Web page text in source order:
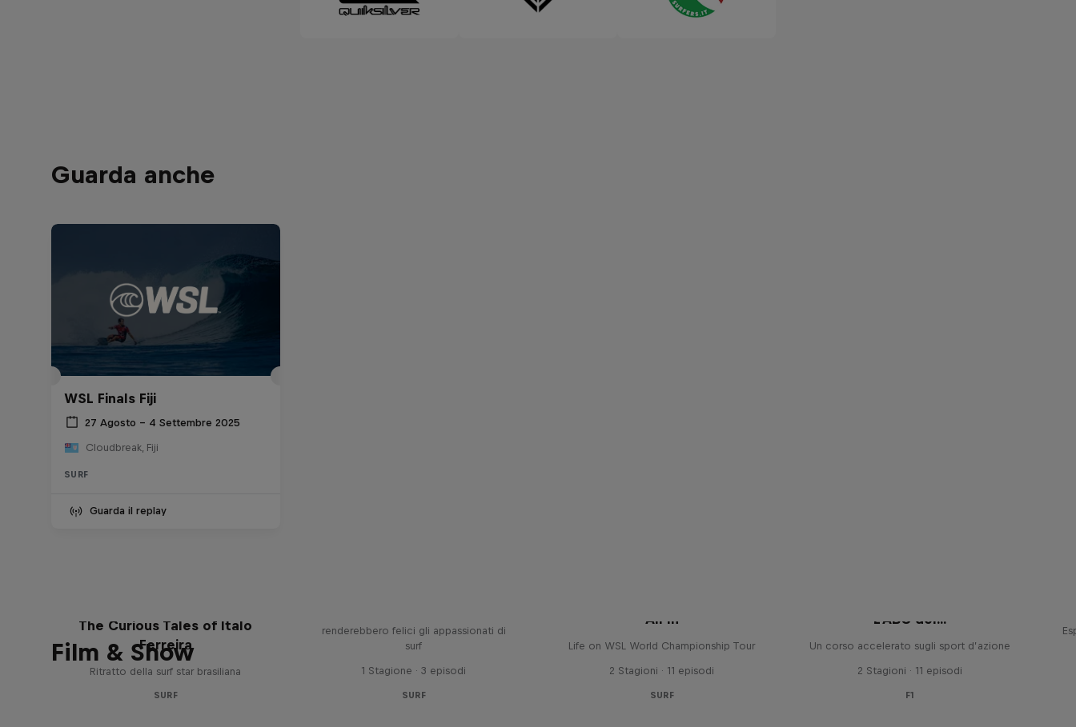
Guarda anche
WSL Finals Fiji
27 Agosto – 4 Settembre 2025
Cloudbreak, Fiji
SURF
Guarda il replay
Film & Show
The Curious Tales of Ítalo
Ferreira
Ritratto della surf star brasiliana
SURF
renderebbero felici gli appassionati di
surf
1 Stagione · 3 episodi
SURF
All In
Life on WSL World Championship Tour
2 Stagioni · 11 episodi
SURF
L'ABC del...
Un corso accelerato sugli sport d’azione
2 Stagioni · 11 episodi
F1